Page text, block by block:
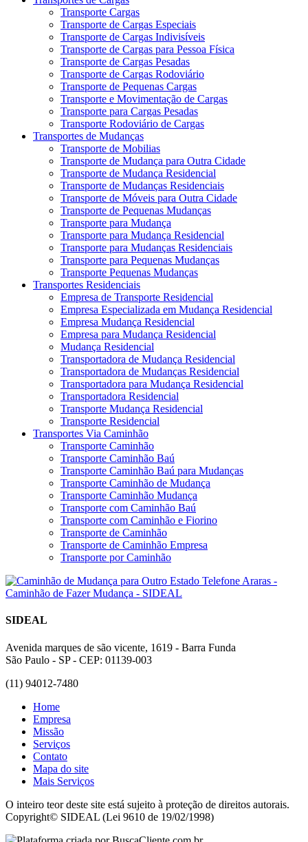
Transporte Cargas
Transporte de Cargas Especiais
Transporte de Cargas Indivisíveis
Transporte de Cargas para Pessoa Física
Transporte de Cargas Pesadas
Transporte de Cargas Rodoviário
Transporte de Pequenas Cargas
Transporte e Movimentação de Cargas
Transporte para Cargas Pesadas
Transporte Rodoviário de Cargas
Transportes de Mudanças
Transporte de Mobilias
Transporte de Mudança para Outra Cidade
Transporte de Mudança Residencial
Transporte de Mudanças Residenciais
Transporte de Móveis para Outra Cidade
Transporte de Pequenas Mudanças
Transporte para Mudança
Transporte para Mudança Residencial
Transporte para Mudanças Residenciais
Transporte para Pequenas Mudanças
Transporte Pequenas Mudanças
Transportes Residenciais
Empresa de Transporte Residencial
Empresa Especializada em Mudança Residencial
Empresa Mudança Residencial
Empresa para Mudança Residencial
Mudança Residencial
Transportadora de Mudança Residencial
Transportadora de Mudanças Residencial
Transportadora para Mudança Residencial
Transportadora Residencial
Transporte Mudança Residencial
Transporte Residencial
Transportes Via Caminhão
Transporte Caminhão
Transporte Caminhão Baú
Transporte Caminhão Baú para Mudanças
Transporte Caminhão de Mudança
Transporte Caminhão Mudança
Transporte com Caminhão Baú
Transporte com Caminhão e Fiorino
Transporte de Caminhão
Transporte de Caminhão Empresa
Transporte por Caminhão
SIDEAL
Avenida marques de são vicente, 1619 - Barra Funda
São Paulo - SP - CEP: 01139-003
(11) 94012-7480
Home
Empresa
Missão
Serviços
Contato
Mapa do site
Mais Serviços
O inteiro teor deste site está sujeito à proteção de direitos autorais.
Copyright© SIDEAL (Lei 9610 de 19/02/1998)